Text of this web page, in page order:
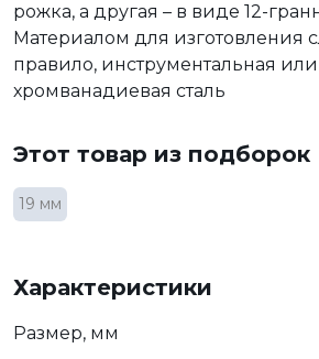
рожка, а другая – в виде 12-
Материалом для изготовления
правило, инструментальная или
хромванадиевая сталь
Этот товар из подборок
19 мм
Характеристики
Размер, мм